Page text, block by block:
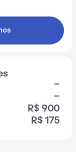
-
-
R$ 900
R$ 175